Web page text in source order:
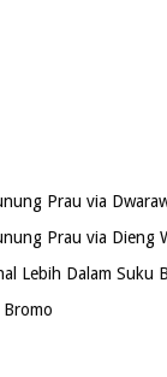
Prau via
Prau via Dieng
Lebih Dalam Suku